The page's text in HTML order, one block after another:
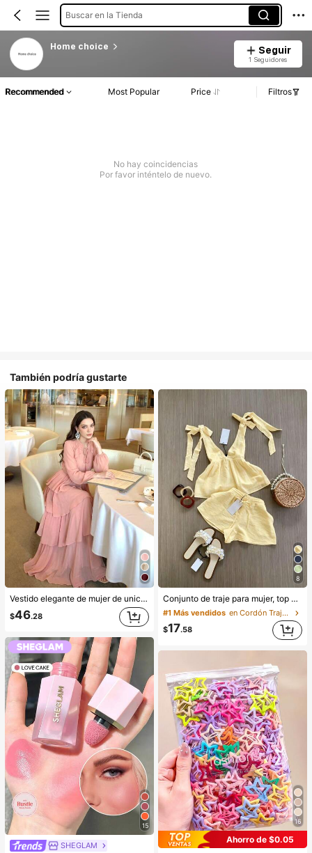
Buscar en la Tienda
Home choice Seguir
1 Seguidores
Recommended Most Popular Price Filtros
No hay coincidencias
Por favor inténtelo de nuevo.
También podría gustarte
Vestido elegante de mujer de unicolor con cuello alto, manga larga, diseño de patchwork con volantes, cintura estilizante, falda acampanada, elegante para fiestas, con volantes, lentejuelas, pliegues y volantes en el bajo, rosa para boda y playa
$46.28
15
SHEGLAM
8
Conjunto de traje para mujer, top sin mangas con diseño elegante de lazo y pantalones cortos. Y conjunto elegante de ropa de oficina, camisola y pantalones cortos. Verano, de la oficina al fin de semana, conjuntos de dos piezas
#1 Más vendidos
en Cordón Trajes de dos piezas para mujer
$17.58
16
Ahorro de $0.05